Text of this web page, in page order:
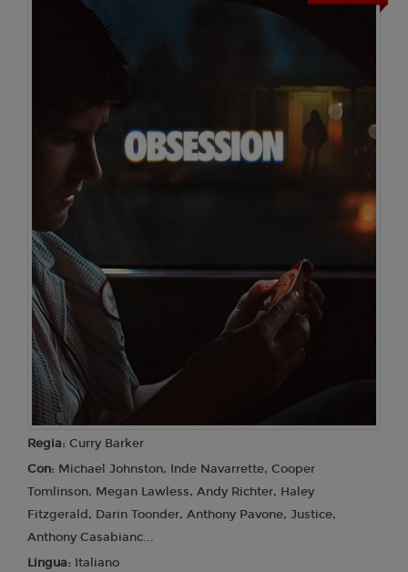
Regia: Curry Barker
Con: Michael Johnston, Inde Navarrette, Cooper
Tomlinson, Megan Lawless, Andy Richter, Haley
Fitzgerald, Darin Toonder, Anthony Pavone, Justice,
Anthony Casabianc...
Lingua: Italiano